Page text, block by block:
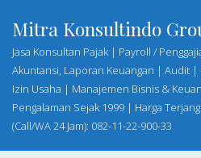
content
Mitra Konsultindo
Jasa Konsultan Pajak | Payroll /
Akuntansi, Laporan Keuangan | Audit
Izin Usaha | Manajemen Bisnis &
Pengalaman Sejak 1999 | Harga
(Call/WA 24 Jam): 082-11-22-900-33